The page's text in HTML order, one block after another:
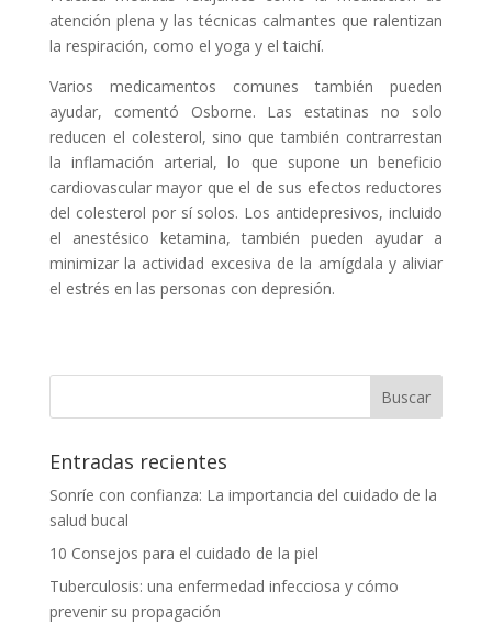
atención plena y las técnicas calmantes que ralentizan
la respiración, como el yoga y el taichí.
Varios medicamentos comunes también pueden
ayudar, comentó Osborne. Las estatinas no solo
reducen el colesterol, sino que también contrarrestan
la inflamación arterial, lo que supone un beneficio
cardiovascular mayor que el de sus efectos reductores
del colesterol por sí solos. Los antidepresivos, incluido
el anestésico ketamina, también pueden ayudar a
minimizar la actividad excesiva de la amígdala y aliviar
el estrés en las personas con depresión.
Entradas recientes
Sonríe con confianza: La importancia del cuidado de la
salud bucal
10 Consejos para el cuidado de la piel
Tuberculosis: una enfermedad infecciosa y cómo
prevenir su propagación